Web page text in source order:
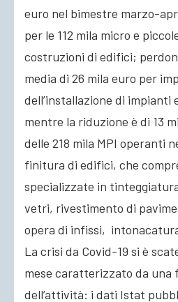
euro nel bimestre marzo-
per le 112 mila micro e
costruzioni di edifici;
media di 26 mila euro per
dell’installazione di
mentre la riduzione è di 13
delle 218 mila MPI operanti
finitura di edifici, che
specializzate in
vetri, rivestimento di
opera di infissi,
La crisi da Covid-19 si è
mese caratterizzato da una
dell’attività: i dati Istat